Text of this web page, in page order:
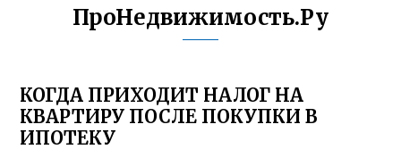
ПроНедвижимость.Ру
КОГДА ПРИХОДИТ НАЛОГ НА
КВАРТИРУ ПОСЛЕ ПОКУПКИ В
ИПОТЕКУ